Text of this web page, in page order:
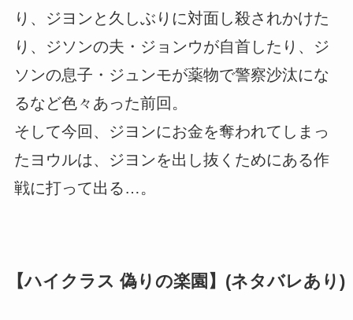
り、ジヨンと久しぶりに対面し殺されかけた
り、ジソンの夫・ジョンウが自首したり、ジ
ソンの息子・ジュンモが薬物で警察沙汰にな
るなど色々あった前回。
そして今回、ジヨンにお金を奪われてしまっ
たヨウルは、ジヨンを出し抜くためにある作
戦に打って出る…。
【ハイクラス 偽りの楽園】(ネタバレあり)